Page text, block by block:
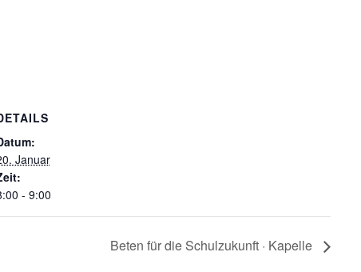
Januar
- 9:00
Beten für die Schulzukunft · Kapelle